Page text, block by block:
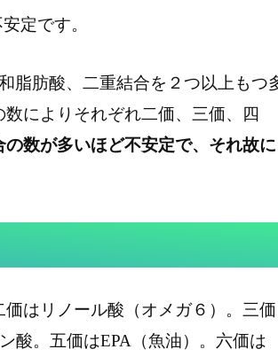
定です。
脂肪酸、二重結合を２つ以上もつ
によりそれぞれ二価、三価、四
の数が多いほど不安定で、それ故に
はリノール酸（オメガ６）。三価
酸。五価はEPA（魚油）。六価は